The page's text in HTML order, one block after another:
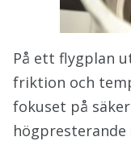
På ett flygplan
friktion och
fokuset på